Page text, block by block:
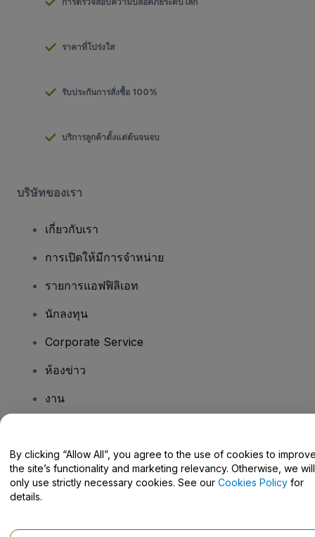
ราคาที่โปร่งใส
รับประกันการสั่งซื้อ 100%
บริการลูกค้าตั้งแต่ต้นจนจบ
บริษัทของเรา
เกี่ยวกับเรา
การเปิดให้มีการจำหน่าย
รายการแอฟฟิลิเอท
นักลงทุน
Corporate Service
ห้องข่าว
งาน
Help Centre / Contact Us
By clicking “Allow All”, you agree to the use of cookies to
the site’s functionality and marketing relevancy. Otherwise, we will
only use strictly necessary cookies. See our Cookies Policy for
details.